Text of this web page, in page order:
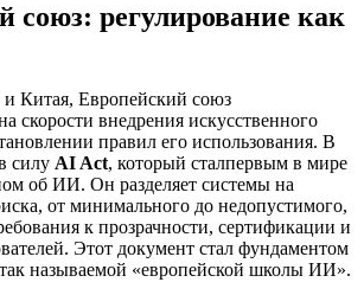
союз: регулирование как
Китая, Европейский союз
скорости внедрения искусственного
правил его использования. В
силу AI Act, который сталпервым в мире
об ИИ. Он разделяет системы на
от минимального до недопустимого,
к прозрачности, сертификации и
Этот документ стал фундаментом
называемой «европейской школы ИИ».